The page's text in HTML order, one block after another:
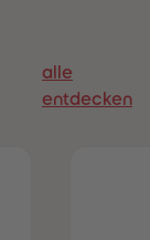
alle
entdecken